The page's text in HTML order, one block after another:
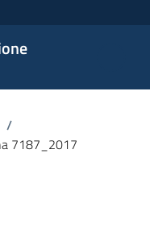
/
7187_2017